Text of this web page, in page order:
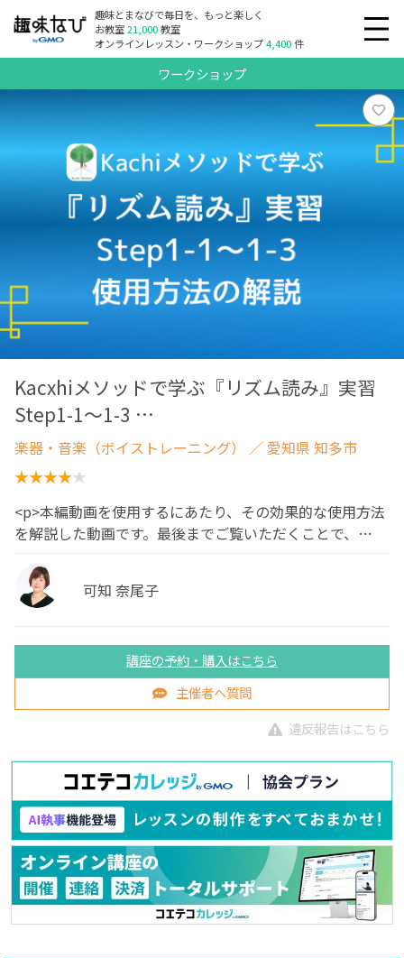
趣味とまなびで毎日を、もっと楽しく
お教室21,000教室
オンラインレッスン・ワークショップ4,400件
ワークショップ
Kacxhiメソッドで学ぶ『リズム読み』実習
Step1-1〜1-3 …
楽器・音楽（ボイストレーニング） ／ 愛知県 知多市
<p>本編動画を使用するにあたり、その効果的な使用方法
を解説した動画です。最後までご覧いただくことで、…
可知 奈尾子
講座の予約・購入はこちら
主催者へ質問
違反報告はこちら